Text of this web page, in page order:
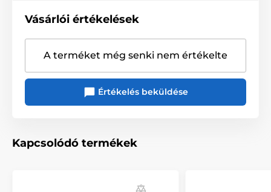
Átmérő
Hossz 19 cm
Vásárlói értékelések
A terméket még senki nem értékelte
Értékelés beküldése
Kapcsolódó termékek